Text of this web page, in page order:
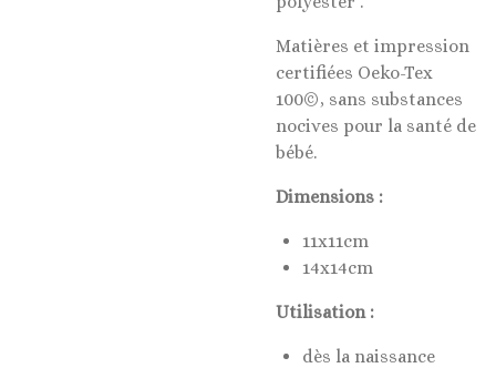
Matières et impression
certifiées Oeko-Tex
100©, sans substances
nocives pour la santé de
bébé.
Dimensions :
11x11cm
14x14cm
Utilisation :
dès la naissance